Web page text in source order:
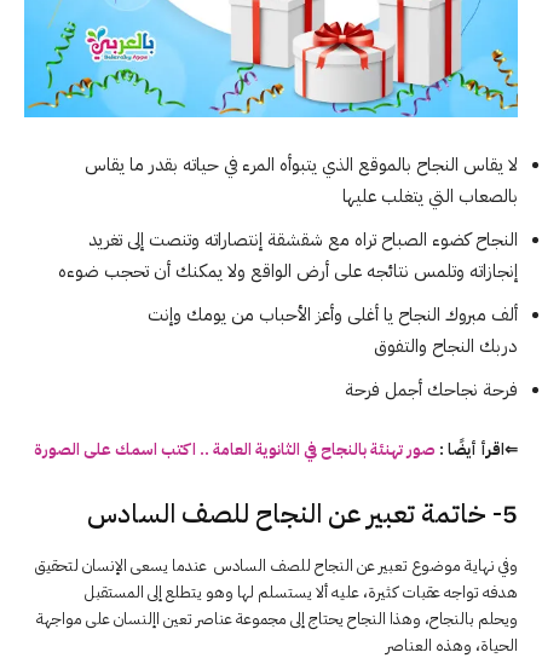
لا يقاس النجاح بالموقع الذي يتبوأه المرء في حياته بقدر ما يقاس
بالصعاب التي يتغلب عليها
النجاح كضوء الصباح تراه مع شقشقة إنتصاراته وتنصت إلى تغريد
إنجازاته وتلمس نتائجه على أرض الواقع ولا يمكنك أن تحجب ضوءه
ألف مبروك النجاح يا أغلى وأعز الأحباب من يومك وإنت
دربك النجاح والتفوق
فرحة نجاحك أجمل فرحة
⇐اقرأ أيضًا : صور تهنئة بالنجاح في الثانوية العامة .. اكتب اسمك على الصورة
5- خاتمة تعبير عن النجاح للصف السادس
وفي نهاية موضوع تعبير عن النجاح للصف السادس عندما يسعى الإنسان لتحقیق
هدفه تواجه عقبات كثیرة، عليه ألا يستسلم لها وهو يتطلع إلى المستقبل
ويحلم بالنجاح، وهذا النجاح يحتاج إلى مجموعة عناصر تعین اإلنسان على مواجهة
الحياة، وهذه العناصر